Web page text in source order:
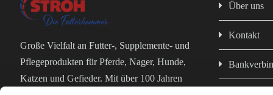
Große Vielfalt an Futter-, Supplemente- und
Pflegeprodukten für Pferde, Nager, Hunde,
Katzen und Gefieder. Mit über 100 Jahren
Über uns
Kontakt